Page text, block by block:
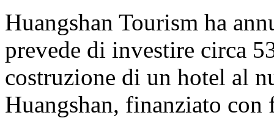
Huangshan Tourism ha
prevede di investire circa
costruzione di un hotel al
Huangshan, finanziato